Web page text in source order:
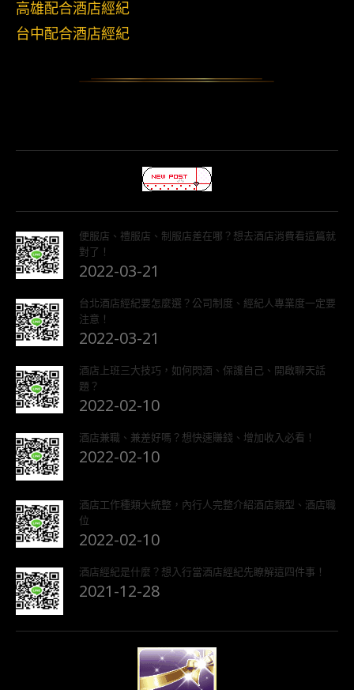
高雄配合酒店經紀
台中配合酒店經紀
便服店、禮服店、制服店差在哪？想去酒店消費看這篇就
對了！
2022-03-21
台北酒店經紀要怎麼選？公司制度、經紀人專業度一定要
注意！
2022-03-21
酒店上班三大技巧，如何閃酒、保護自己、開啟聊天話
題？
2022-02-10
酒店兼職、兼差好嗎？想快速賺錢、增加收入必看！
2022-02-10
酒店工作種類大統整，內行人完整介紹酒店類型、酒店職
位
2022-02-10
酒店經紀是什麼？想入行當酒店經紀先瞭解這四件事！
2021-12-28